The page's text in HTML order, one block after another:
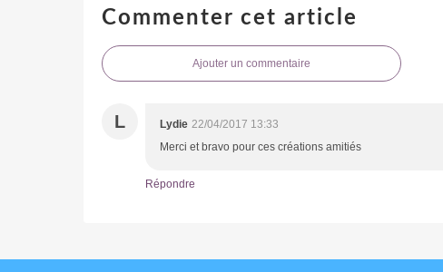
Commenter cet article
Ajouter un commentaire
L Lydie 22/04/2017 13:33
Merci et bravo pour ces créations amitiés
Répondre